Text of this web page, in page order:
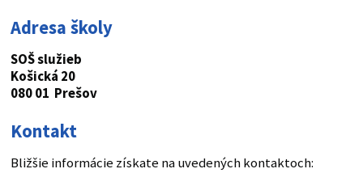
Adresa školy
SOŠ služieb
Košická 20
080 01 Prešov
Kontakt
Bližšie informácie získate na uvedených kontaktoch: